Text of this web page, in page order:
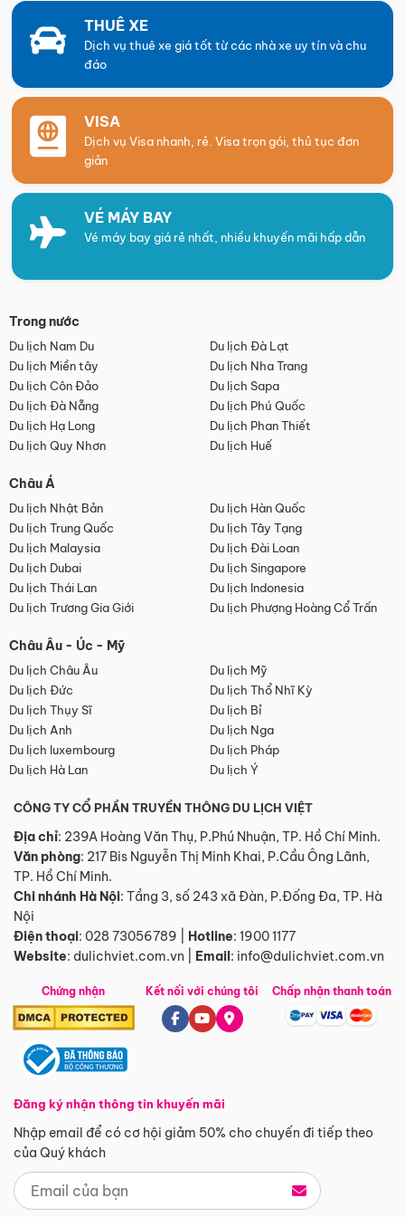
THUÊ XE
Dịch vụ thuê xe giá tốt từ các nhà xe uy tín và chu
đáo
VISA
Dịch vụ Visa nhanh, rẻ. Visa trọn gói, thủ tục đơn
giản
VÉ MÁY BAY
Vé máy bay giá rẻ nhất, nhiều khuyến mãi hấp dẫn
Trong nước
Du lịch Nam Du
Du lịch Đà Lạt
Du lịch Miền tây
Du lịch Nha Trang
Du lịch Côn Đảo
Du lịch Sapa
Du lịch Đà Nẵng
Du lịch Phú Quốc
Du lịch Hạ Long
Du lịch Phan Thiết
Du lịch Quy Nhơn
Du lịch Huế
Châu Á
Du lịch Nhật Bản
Du lịch Hàn Quốc
Du lịch Trung Quốc
Du lịch Tây Tạng
Du lịch Malaysia
Du lịch Đài Loan
Du lịch Dubai
Du lịch Singapore
Du lịch Thái Lan
Du lịch Indonesia
Du lịch Trương Gia Giới
Du lịch Phượng Hoàng Cổ Trấn
Châu Âu - Úc - Mỹ
Du lịch Châu Âu
Du lịch Mỹ
Du lịch Đức
Du lịch Thổ Nhĩ Kỳ
Du lịch Thụy Sĩ
Du lịch Bỉ
Du lịch Anh
Du lịch Nga
Du lịch luxembourg
Du lịch Pháp
Du lịch Hà Lan
Du lịch Ý
CÔNG TY CỔ PHẦN TRUYỀN THÔNG DU LỊCH VIỆT
Địa chỉ: 239A Hoàng Văn Thụ, P.Phú Nhuận, TP. Hồ Chí Minh.
Văn phòng: 217 Bis Nguyễn Thị Minh Khai, P.Cầu Ông Lãnh,
TP. Hồ Chí Minh.
Chi nhánh Hà Nội: Tầng 3, số 243 xã Đàn, P.Đống Đa, TP. Hà
Nội
Điện thoại: 028 73056789 Hotline: 1900 1177
Website: dulichviet.com.vn Email: info@dulichviet.com.vn
Chứng nhận
Đăng ký nhận thông tin khuyến mãi
Nhập email để có cơ hội giảm 50% cho chuyến đi tiếp theo
của Quý khách
Kết nối với chúng tôi Chấp nhận thanh toán